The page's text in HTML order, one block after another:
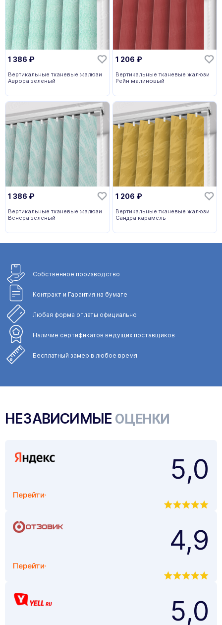
1 386 ₽
Вертикальные тканевые жалюзи
Аврора зеленый
1 206 ₽
Вертикальные тканевые жалюзи
Рейн малиновый
1 386 ₽
Вертикальные тканевые жалюзи
Венера зеленый
1 206 ₽
Вертикальные тканевые жалюзи
Сандра карамель
Собственное производство
Контракт и Гарантия на бумаге
Любая форма оплаты официально
Наличие сертификатов ведущих поставщиков
Бесплатный замер в любое время
НЕЗАВИСИМЫЕ ОЦЕНКИ
Перейти
5,0
Перейти
4,9
5,0